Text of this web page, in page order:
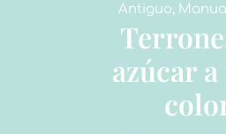
Antiguo,
azúcar